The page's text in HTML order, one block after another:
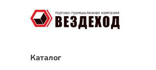
Запчасти ГАЗ-71
Графические каталоги